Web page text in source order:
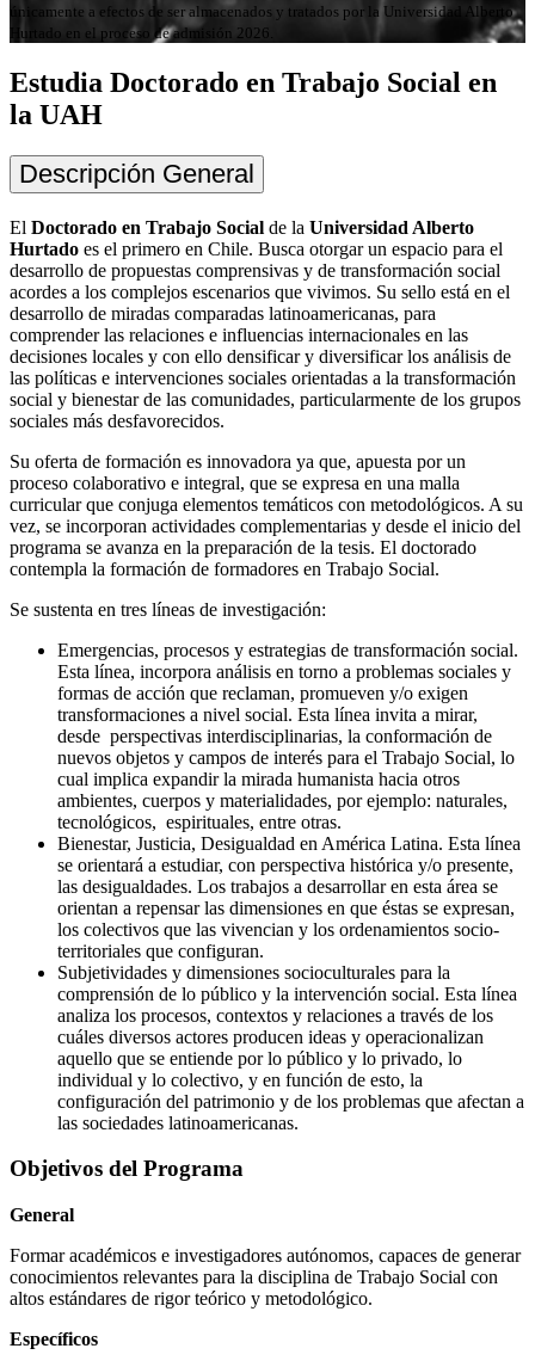
únicamente a efectos de ser almacenados y tratados por la Universidad Alberto
Hurtado en el proceso de admisión 2026.
Estudia Doctorado en Trabajo Social en
la UAH
Descripción General
El Doctorado en Trabajo Social de la Universidad Alberto
Hurtado es el primero en Chile. Busca otorgar un espacio para el
desarrollo de propuestas comprensivas y de transformación social
acordes a los complejos escenarios que vivimos. Su sello está en el
desarrollo de miradas comparadas latinoamericanas, para
comprender las relaciones e influencias internacionales en las
decisiones locales y con ello densificar y diversificar los análisis de
las políticas e intervenciones sociales orientadas a la transformación
social y bienestar de las comunidades, particularmente de los grupos
sociales más desfavorecidos.
Su oferta de formación es innovadora ya que, apuesta por un
proceso colaborativo e integral, que se expresa en una malla
curricular que conjuga elementos temáticos con metodológicos. A su
vez, se incorporan actividades complementarias y desde el inicio del
programa se avanza en la preparación de la tesis. El doctorado
contempla la formación de formadores en Trabajo Social.
Se sustenta en tres líneas de investigación:
Emergencias, procesos y estrategias de transformación social.
Esta línea, incorpora análisis en torno a problemas sociales y
formas de acción que reclaman, promueven y/o exigen
transformaciones a nivel social. Esta línea invita a mirar,
desde perspectivas interdisciplinarias, la conformación de
nuevos objetos y campos de interés para el Trabajo Social, lo
cual implica expandir la mirada humanista hacia otros
ambientes, cuerpos y materialidades, por ejemplo: naturales,
tecnológicos, espirituales, entre otras.
Bienestar, Justicia, Desigualdad en América Latina. Esta línea
se orientará a estudiar, con perspectiva histórica y/o presente,
las desigualdades. Los trabajos a desarrollar en esta área se
orientan a repensar las dimensiones en que éstas se expresan,
los colectivos que las vivencian y los ordenamientos socio-
territoriales que configuran.
Subjetividades y dimensiones socioculturales para la
comprensión de lo público y la intervención social. Esta línea
analiza los procesos, contextos y relaciones a través de los
cuáles diversos actores producen ideas y operacionalizan
aquello que se entiende por lo público y lo privado, lo
individual y lo colectivo, y en función de esto, la
configuración del patrimonio y de los problemas que afectan a
las sociedades latinoamericanas.
Objetivos del Programa
General
Formar académicos e investigadores autónomos, capaces de generar
conocimientos relevantes para la disciplina de Trabajo Social con
altos estándares de rigor teórico y metodológico.
Específicos